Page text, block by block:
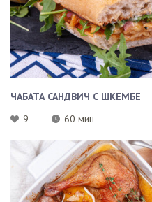
ЧАБАТА САНДВИЧ С ШКЕМБЕ
9
60 мин